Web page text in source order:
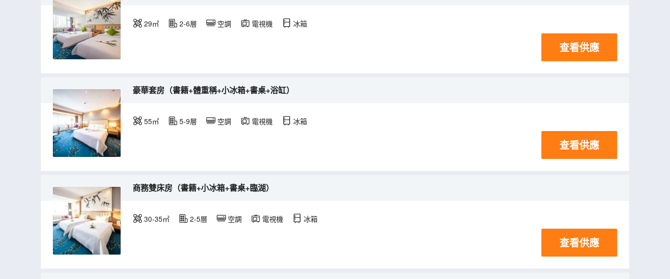
29㎡ 2-6層 空調 電視機 冰箱
查看供應
豪華套房（書籍+體重稱+小冰箱+書桌+浴缸）
55㎡ 5-9層 空調 電視機 冰箱
查看供應
商務雙床房（書籍+小冰箱+書桌+臨湖）
30-35㎡ 2-5層 空調 電視機 冰箱
查看供應